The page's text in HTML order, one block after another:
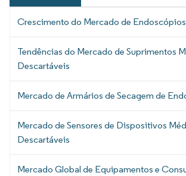
Crescimento do Mercado de
Tendências do Mercado de Suprimentos
Descartáveis
Mercado de Armários de Secagem de
Mercado de Sensores de Dispositivos
Descartáveis
Mercado Global de Equipamentos e